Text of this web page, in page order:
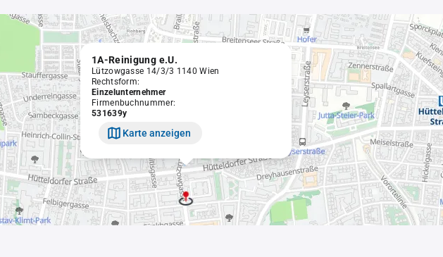
1A-Reinigung e.U.
Lützowgasse 14/3/3 1140 Wien
Rechtsform:
Einzelunternehmer
Firmenbuchnummer:
531639y
Karte anzeigen